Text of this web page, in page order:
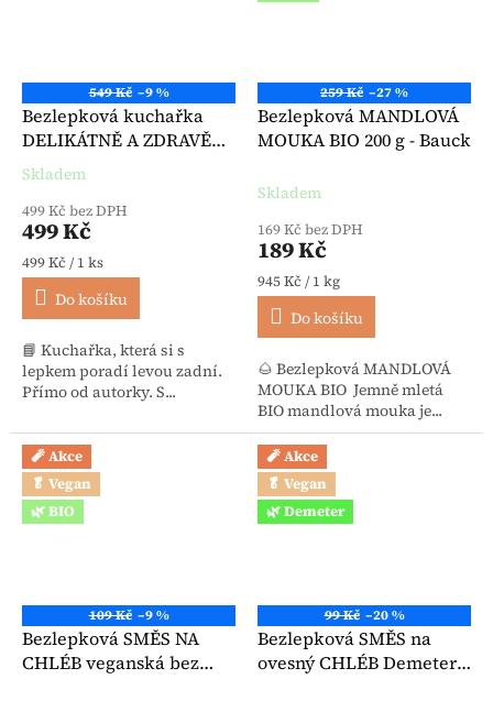
549 Kč –9 %
Bezlepková kuchařka
DELIKÁTNĚ A ZDRAVĚ
BEZ LEPKU - Dagmar
Průměrné hodnocení produktu je 5,0 z 5 hvězdiček.
Skladem
499 Kč bez DPH
499 Kč
Měrná cena:
499 Kč / 1 ks
Do košíku
📘 Kuchařka, která si s
lepkem poradí levou zadní.
Přímo od autorky. S...
259 Kč –27 %
Bezlepková MANDLOVÁ
MOUKA BIO 200 g - Bauck
Skladem
169 Kč bez DPH
189 Kč
Měrná cena:
945 Kč / 1 kg
Do košíku
🌰 Bezlepková MANDLOVÁ
MOUKA BIO Jemně mletá
BIO mandlová mouka je...
🧨 Akce
🥬 Vegan
🌿 BIO
109 Kč –9 %
Bezlepková SMĚS NA
CHLÉB veganská bez
🧨 Akce
🥬 Vegan
🌿 Demeter
99 Kč –20 %
Bezlepková SMĚS na
ovesný CHLÉB Demeter